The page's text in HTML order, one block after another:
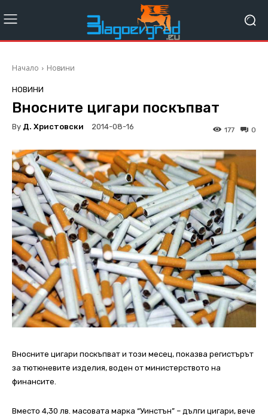
Начало Новини
НОВИНИ
Вносните цигари поскъпват
By Д. Христовски 2014-08-16 0
177
Вносните цигари поскъпват и този месец, показва регистърът
за тютюневите изделия, воден от министерството на
финансите.
Вместо 4,30 лв. масовата марка “Уинстън” – дълги цигари, вече